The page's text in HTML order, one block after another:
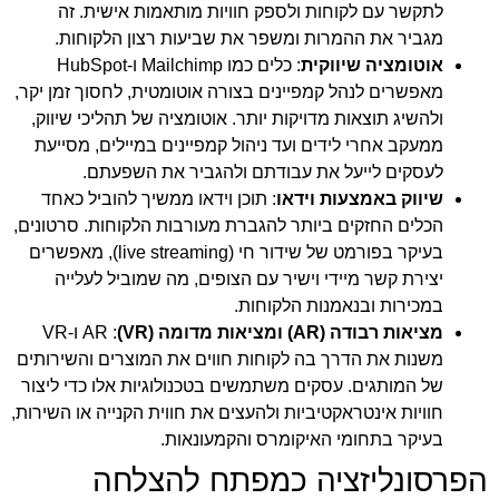
לתקשר עם לקוחות ולספק חוויות מותאמות אישית. זה
מגביר את ההמרות ומשפר את שביעות רצון הלקוחות.
אוטומציה שיווקית
: כלים כמו Mailchimp ו-HubSpot
מאפשרים לנהל קמפיינים בצורה אוטומטית, לחסוך זמן יקר,
ולהשיג תוצאות מדויקות יותר. אוטומציה של תהליכי שיווק,
ממעקב אחרי לידים ועד ניהול קמפיינים במיילים, מסייעת
לעסקים לייעל את עבודתם ולהגביר את השפעתם.
שיווק באמצעות וידאו: תוכן וידאו ממשיך להוביל כאחד
הכלים החזקים ביותר להגברת מעורבות הלקוחות. סרטונים,
בעיקר בפורמט של שידור חי (live streaming), מאפשרים
יצירת קשר מיידי וישיר עם הצופים, מה שמוביל לעלייה
במכירות ובנאמנות הלקוחות.
מציאות רבודה (AR) ומציאות מדומה (VR)
: AR ו-VR
משנות את הדרך בה לקוחות חווים את המוצרים והשירותים
של המותגים. עסקים משתמשים בטכנולוגיות אלו כדי ליצור
חוויות אינטראקטיביות ולהעצים את חווית הקנייה או השירות,
בעיקר בתחומי האיקומרס והקמעונאות.
הפרסונליזציה כמפתח להצלחה